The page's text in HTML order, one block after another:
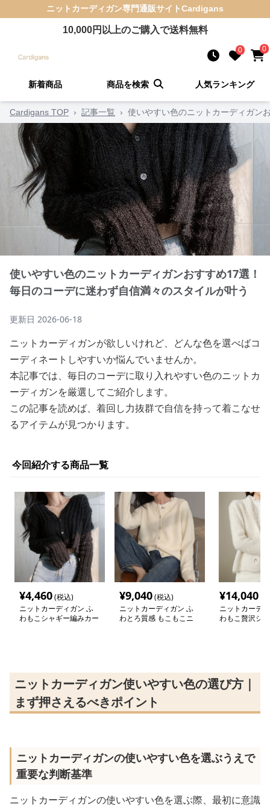
ニットカーディガン専門通販サイトCardigans
10,000円以上のご購入で送料無料
0 0
新着商品 商品を検索 人気ランキング
Cardigans TOP › 記事一覧 › 使いやすい色のニットカーディガン
使いやすい色のニットカーディガンおすすめ17選！
毎日のコーデに迷わず自信満々のスタイルが叶う
更新日 2026-06-18
ニットカーディガンが欲しいけれど、どんな色を選べばコ
ーディネートしやすいか悩んでいませんか。
本記事では、毎日のコーデに取り入れやすい色のニットカ
ーディガンを厳選してご紹介します。
この記事を読めば、着回し力抜群で自信を持って着こなせ
るアイテムが見つかります。
今回紹介する商品一覧
¥4,460(税込)
ニットカーディガン ふ
わもこシャギー編みカー
¥9,040(税込)
ニットカーディガン ふ
わとろ質感 もこもこニ
¥14,040
ニットカーデ
わもこ贅沢シ
ニットカーディガン使いやすい色の選び方｜
まず押さえるべきポイント
ニットカーディガンの使いやすい色を選ぶうえで
重要な判断基準
ニットカーディガンの使いやすい色を選ぶ際、最初に意識